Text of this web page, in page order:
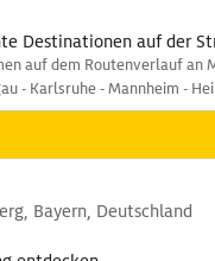
Destinationen auf der
auf dem Routenverlauf an
- Karlsruhe - Mannheim -
Bayern, Deutschland